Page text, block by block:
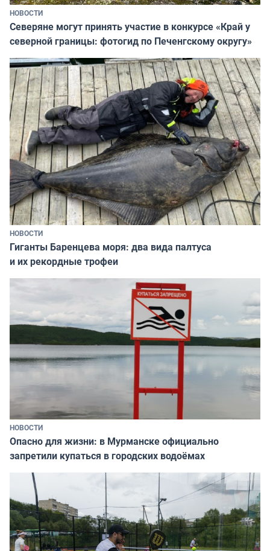
НОВОСТИ
Северяне могут принять участие в конкурсе «Край у
северной границы: фотогид по Печенгскому округу»
НОВОСТИ
Гиганты Баренцева моря: два вида палтуса
и их рекордные трофеи
НОВОСТИ
Опасно для жизни: в Мурманске официально
запретили купаться в городских водоёмах